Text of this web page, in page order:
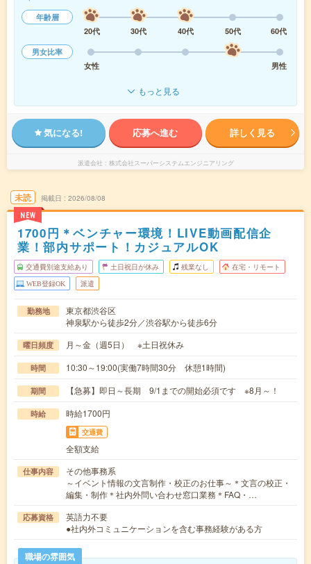
年齢層
20代
30代 40代 50代
60代
男女比率
女性
男性
もっと見る
気になる! 応募へ進む 詳しく見る
派遣会社 株式会社スーパーシステムエンジニアリング
未読
NEW
掲載日 2026/08/08
1700円＊ベンチャー環境！LIVE動画配信企
業！部内サポート！カジュアルOK
交通費別途支給あり 土日祝日が休み 残業なし 在宅・リモート
WEB登録OK 派遣
勤務地
東京都渋谷区
神泉駅から徒歩2分／渋谷駅から徒歩6分
曜日頻度 月～金（週5日） ※土日祝休み
時間 10:30～19:00(実働7時間30分 休憩1時間)
期間 【急募】即日～長期 9/1までの開始必須です ※8月～！
時給 時給1700円
交通費
全額支給
仕事内容
その他事務系
～イベント情報の文言制作・校正のお仕事～＊文言の校正・
編集・制作＊社内外問い合わせ窓口業務＊FAQ・…
応募資格
英語力不要
●社内外コミュニケーションを含む事務経験がある方
職場の雰囲気